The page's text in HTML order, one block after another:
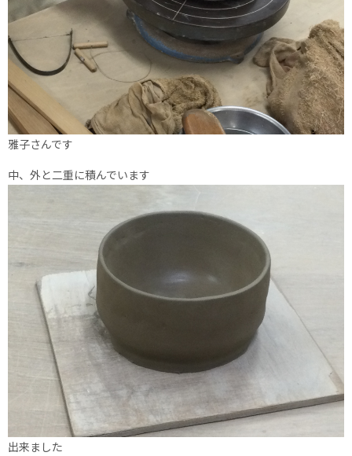
雅子さんです
中、外と二重に積んでいます
出来ました